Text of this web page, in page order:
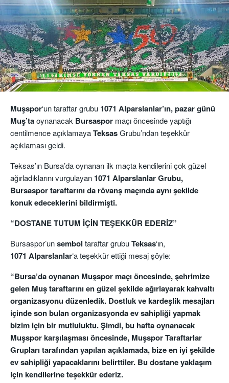
Muşspor‘un taraftar grubu 1071 Alparslanlar’ın, pazar günü
Muş’taoynanacak Bursaspor maçı öncesinde yaptığı
centilmence açıklamayaTeksasGrubu’ndan teşekkür
açıklaması geldi.
Teksas’ın Bursa’da oynanan ilk maçta kendilerini çok güzel
ağırladıklarını vurgulayan 1071 Alparslanlar Grubu,
Bursaspor taraftarını da rövanş maçında aynı şekilde
konuk edeceklerini bildirmişti.
“DOSTANE TUTUM İÇİN TEŞEKKÜR EDERİZ”
Bursaspor’unsembol taraftar grubuTeksas‘ın,
1071 Alparslanlar‘a teşekkür ettiği mesaj şöyle:
“Bursa’da oynanan Muşspor maçı öncesinde, şehrimize
gelen Muş taraftarını en güzel şekilde ağırlayarak kahvaltı
organizasyonu düzenledik. Dostluk ve kardeşlik mesajları
içinde son bulan organizasyonda ev sahipliği yapmak
bizim için bir mutluluktu. Şimdi, bu hafta oynanacak
Muşspor karşılaşması öncesinde, Muşspor Taraftarlar
Grupları tarafından yapılan açıklamada, bize en iyi şekilde
ev sahipliği yapacaklarını belirttiler. Bu dostane yaklaşım
için kendilerine teşekkür ederiz.